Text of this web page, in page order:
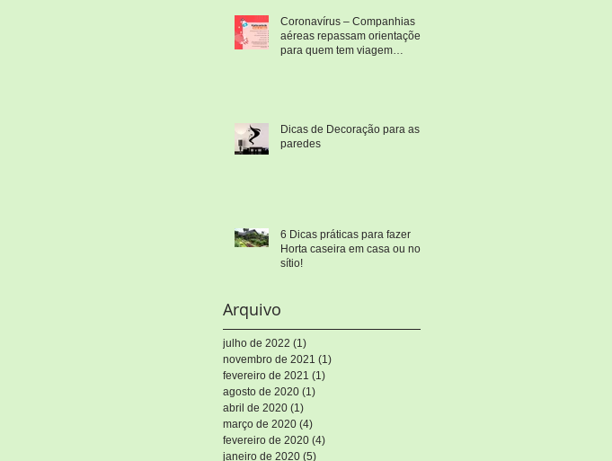
Coronavírus – Companhias
aéreas repassam orientações
para quem tem viagem
Dicas de Decoração para as
paredes
6 Dicas práticas para fazer
Horta caseira em casa ou no
sítio!
Arquivo
julho de 2022 (1)
novembro de 2021 (1)
fevereiro de 2021 (1)
agosto de 2020 (1)
abril de 2020 (1)
março de 2020 (4)
fevereiro de 2020 (4)
janeiro de 2020 (5)